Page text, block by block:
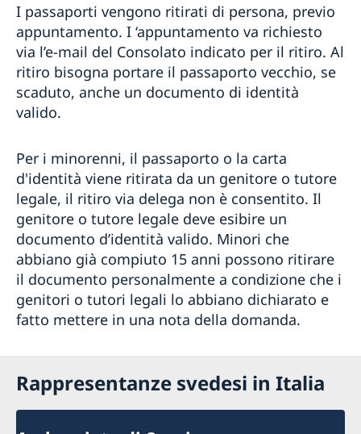
I passaporti vengono ritirati di persona, previo
appuntamento. I ‘appuntamento va richiesto
via l’e-mail del Consolato indicato per il ritiro. Al
ritiro bisogna portare il passaporto vecchio, se
scaduto, anche un documento di identità
valido.
Per i minorenni, il passaporto o la carta
d'identità viene ritirata da un genitore o tutore
legale, il ritiro via delega non è consentito. Il
genitore o tutore legale deve esibire un
documento d’identità valido. Minori che
abbiano già compiuto 15 anni possono ritirare
il documento personalmente a condizione che i
genitori o tutori legali lo abbiano dichiarato e
fatto mettere in una nota della domanda.
Rappresentanze svedesi in Italia